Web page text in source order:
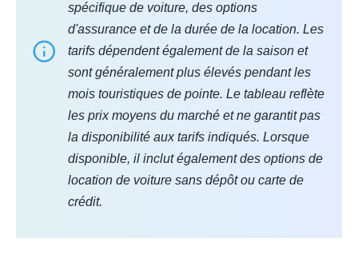
spécifique de voiture, des options
d'assurance et de la durée de la location. Les
tarifs dépendent également de la saison et
sont généralement plus élevés pendant les
mois touristiques de pointe. Le tableau reflète
les prix moyens du marché et ne garantit pas
la disponibilité aux tarifs indiqués. Lorsque
disponible, il inclut également des options de
location de voiture sans dépôt ou carte de
crédit.